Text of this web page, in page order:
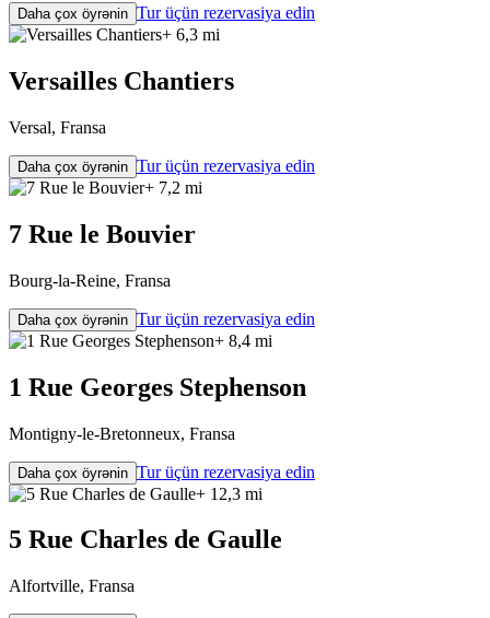
Daha çox öyrənin Tur üçün rezervasiya edin
+ 6,3 mi
Versailles Chantiers
Versal, Fransa
Daha çox öyrənin Tur üçün rezervasiya edin
+ 7,2 mi
7 Rue le Bouvier
Bourg-la-Reine, Fransa
Daha çox öyrənin Tur üçün rezervasiya edin
+ 8,4 mi
1 Rue Georges Stephenson
Montigny-le-Bretonneux, Fransa
Daha çox öyrənin Tur üçün rezervasiya edin
+ 12,3 mi
5 Rue Charles de Gaulle
Alfortville, Fransa